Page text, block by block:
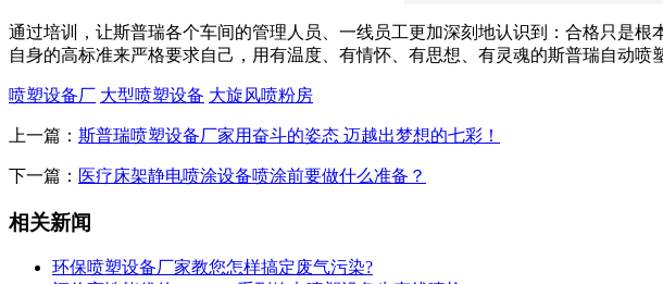
通过培训，让斯普瑞各个车间的管理人员、一线员工更加深刻地认识到：合格只是
自身的高标准来严格要求自己，用有温度、有情怀、有思想、有灵魂的斯普瑞自动喷
喷塑设备厂 大型喷塑设备 大旋风喷粉房
上一篇： 斯普瑞喷塑设备厂家用奋斗的姿态 迈越出梦想的七彩！
下一篇： 医疗床架静电喷涂设备喷涂前要做什么准备？
相关新闻
环保喷塑设备厂家教您怎样搞定废气污染?